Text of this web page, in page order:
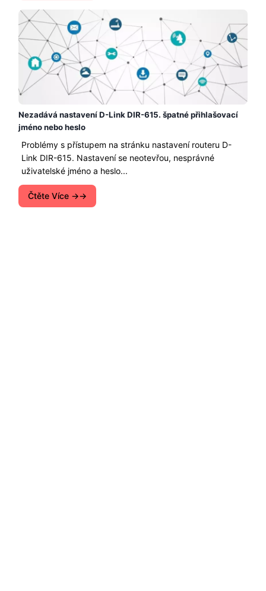
Nezadává nastavení D-Link DIR-615. špatné přihlašovací
jméno nebo heslo
Problémy s přístupem na stránku nastavení routeru D-
Link DIR-615. Nastavení se neotevřou, nesprávné
uživatelské jméno a heslo...
Čtěte Více →